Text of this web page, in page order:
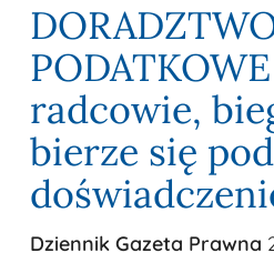
radcowie,
bierze się
Dziennik Gazeta Prawna